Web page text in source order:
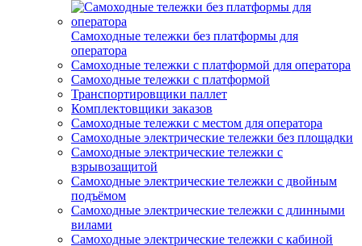
Самоходные тележки без платформы для
оператора
Самоходные тележки с платформой для оператора
Самоходные тележки с платформой
Транспортировщики паллет
Комплектовщики заказов
Самоходные тележки с местом для оператора
Самоходные электрические тележки без площадки
Самоходные электрические тележки с
взрывозащитой
Самоходные электрические тележки с двойным
подъёмом
Самоходные электрические тележки с длинными
вилами
Самоходные электрические тележки с кабиной